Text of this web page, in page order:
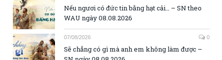
Nếu ngươi có đức tin bằng hạt cải… – SN theo
WAU ngày 08.08.2026
07/08/2026 0
Sẽ chẳng có gì mà anh em không làm được –